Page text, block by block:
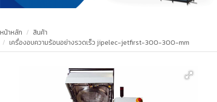
OUR CLIENTS
OUR WORKS
CALIBRATION
หน้าหลัก
สินค้า
เครื่องอบความร้อนอย่างรวดเร็ว jipelec-jetfirst-300-300-mm